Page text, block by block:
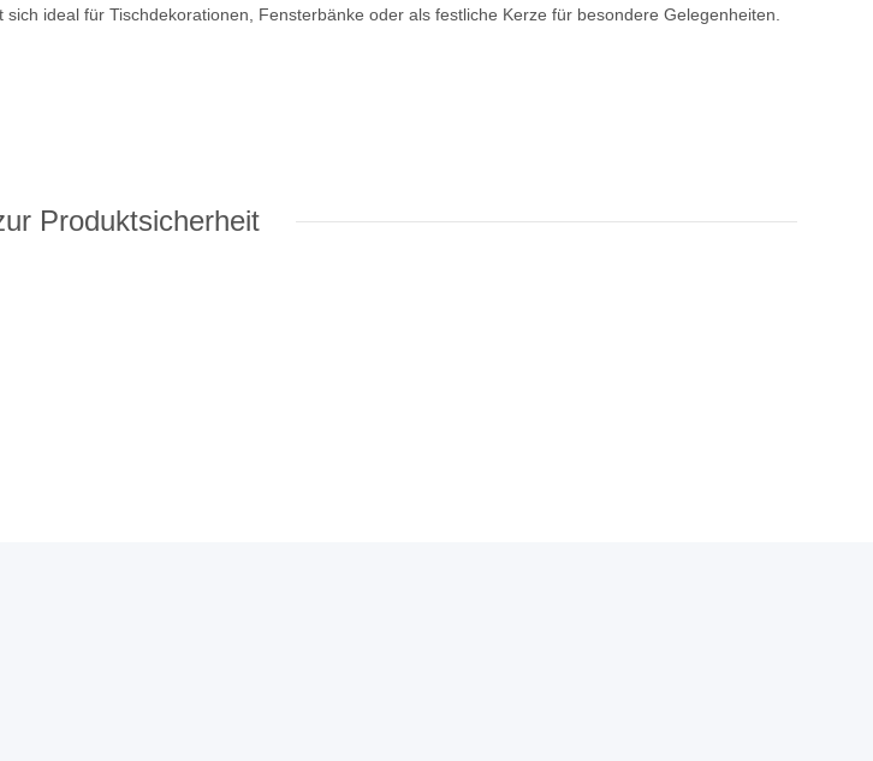
ideal für Tischdekorationen, Fensterbänke oder als festliche Kerze für besondere Gelegenheiten.
Produktsicherheit